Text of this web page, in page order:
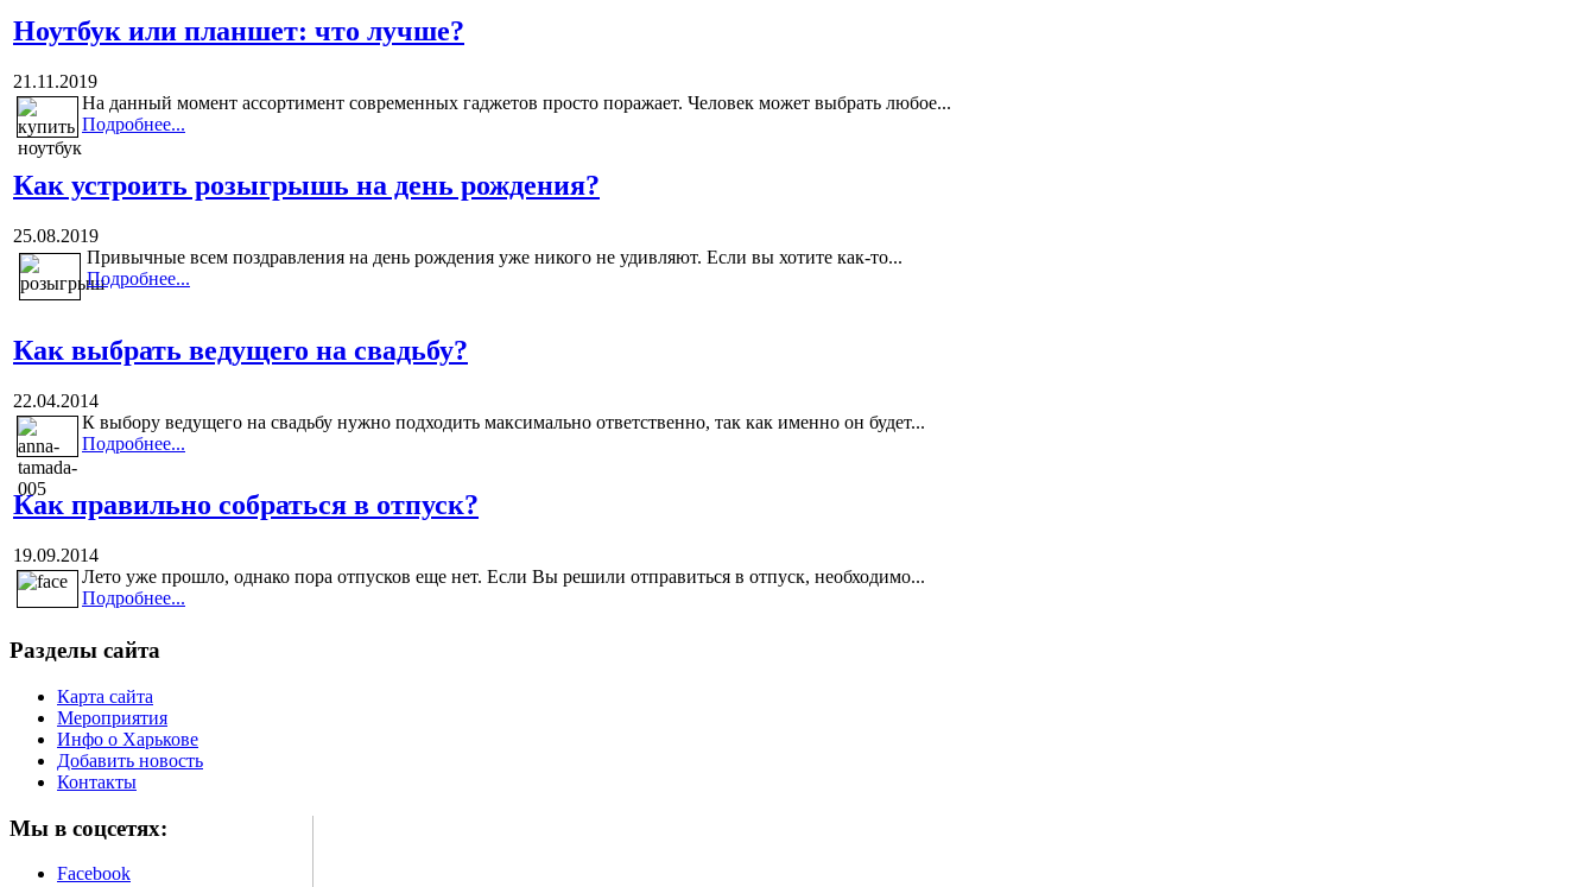
Ноутбук или планшет: что лучше?
21.11.2019
На данный момент ассортимент современных гаджетов просто поражает. Человек может выбрать любое...
Подробнее...
Как устроить розыгрышь на день рождения?
25.08.2019
Привычные всем поздравления на день рождения уже никого не удивляют. Если вы хотите как-то...
Подробнее...
Как выбрать ведущего на свадьбу?
22.04.2014
К выбору ведущего на свадьбу нужно подходить максимально ответственно, так как именно он будет...
Подробнее...
Как правильно собраться в отпуск?
19.09.2014
Лето уже прошло, однако пора отпусков еще нет. Если Вы решили отправиться в отпуск, необходимо...
Подробнее...
Разделы сайта
Карта сайта
Мероприятия
Инфо о Харькове
Добавить новость
Контакты
Мы в соцсетях:
Facebook